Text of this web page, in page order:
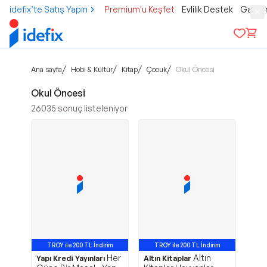
idefix’te Satış Yapın Premium'u Keşfet Evlilik Destek
Ana sayfa/ Hobi & Kültür/ Kitap/ Çocuk/ Okul Öncesi
Okul Öncesi
26035 sonuç listeleniyor
TROY ile 200 TL İndirim
Yapı Kredi Yayınları Her
TROY ile 200 TL İndirim
Altın Kitaplar Altın